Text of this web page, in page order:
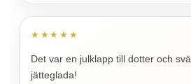
★★★★★
Det var en julklapp till dotter och
jätteglada!